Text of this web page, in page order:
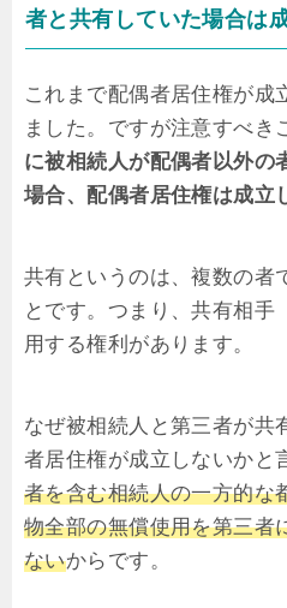
者と共有していた場合は
これまで配偶者居住権が成
ました。ですが注意すべき
に被相続人が配偶者以外の
場合、配偶者居住権は成立
共有というのは、複数の者
とです。つまり、共有相手
用する権利があります。
なぜ被相続人と第三者が共
者居住権が成立しないかと
者を含む相続人の一方的な
物全部の無償使用を第三者
ないからです。